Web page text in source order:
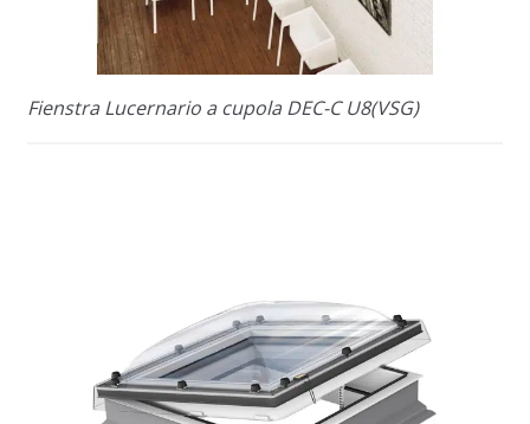
Fienstra Lucernario a cupola DEC-C U8(VSG)